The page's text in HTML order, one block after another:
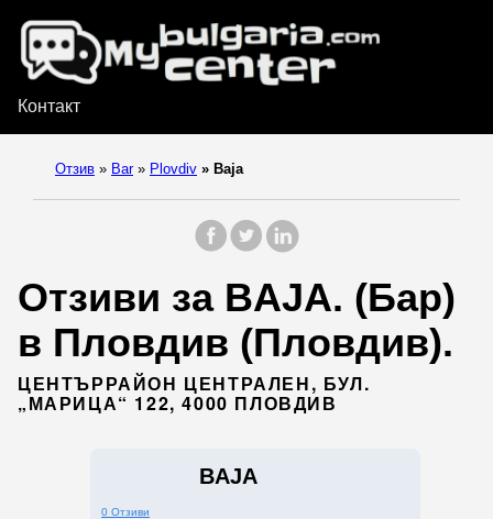
Контакт
Отзив » Bar » Plovdiv » Baja
Отзиви за BAJA. (Бар)
в Пловдив (Пловдив).
ЦЕНТЪРРАЙОН ЦЕНТРАЛЕН, БУЛ.
„МАРИЦА“ 122, 4000 ПЛОВДИВ
BAJA
0 Отзиви